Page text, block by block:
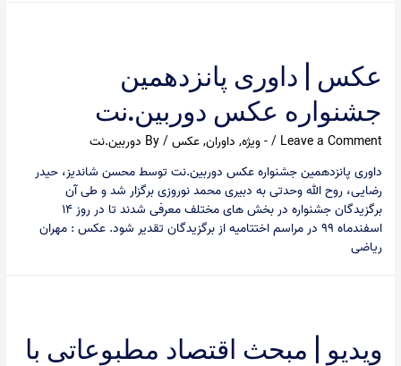
عکس | داوری پانزدهمین
جشنواره عکس دوربین.نت
Leave a Comment
/- ویژه, داوران,عکس/ By
دوربین.نت
داوری پانزدهمین جشنواره عکس دوربین.نت توسط محسن شاندیز، حیدر
رضایی، روح الله وحدتی به دبیری محمد نوروزی برگزار شد و طی آن
برگزیدگان جشنواره در بخش های مختلف معرفی شدند تا در روز ۱۴
اسفندماه ۹۹ در مراسم اختتامیه از برگزیدگان تقدیر شود. عکس : مهران
ریاضی
ویدیو | مبحث اقتصاد مطبوعاتی با